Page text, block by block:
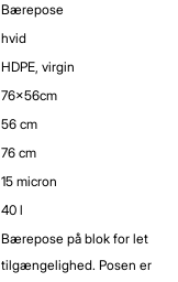
Bærepose
hvid
HDPE, virgin
76x56cm
56 cm
76 cm
15 micron
40 l
Bærepose på blok for let
tilgængelighed. Posen er